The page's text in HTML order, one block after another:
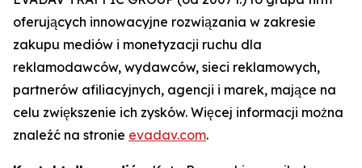
oferujących innowacyjne rozwiązania w zakresie
zakupu mediów i monetyzacji ruchu dla
reklamodawców, wydawców, sieci reklamowych,
partnerów afiliacyjnych, agencji i marek, mające na
celu zwiększenie ich zysków. Więcej informacji można
znaleźć na stronie evadav.com.